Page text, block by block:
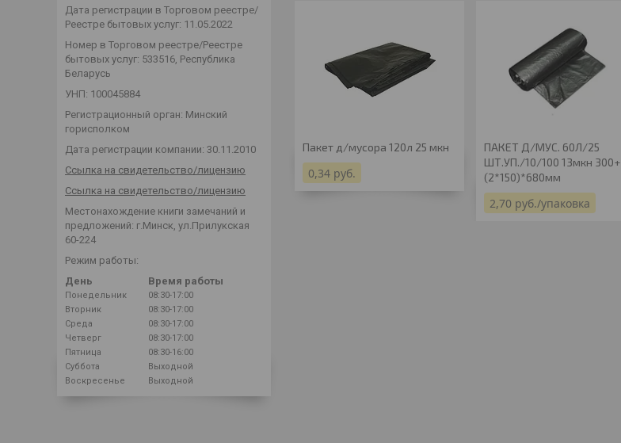
Пакет д/мусора 120л 25 мкн
0,34 руб.
ПАКЕТ Д/МУС. 60Л/25
ШТ.УП./10/100 13мкн 300+
(2*150)*680мм
2,70 руб./упаковка
Дата регистрации в Торговом реестре/
Реестре бытовых услуг: 11.05.2022
Номер в Торговом реестре/Реестре
бытовых услуг: 533516, Республика
Беларусь
УНП: 100045884
Регистрационный орган: Минский
горисполком
Дата регистрации компании: 30.11.2010
Ссылка на свидетельство/лицензию
Ссылка на свидетельство/лицензию
Местонахождение книги замечаний и
предложений: г.Минск, ул.Прилукская
60-224
Режим работы:
День
Время работы
Понедельник
08:30-17:00
Вторник
08:30-17:00
Среда
08:30-17:00
Четверг
08:30-17:00
Пятница
08:30-16:00
Суббота
Выходной
Воскресенье
Выходной